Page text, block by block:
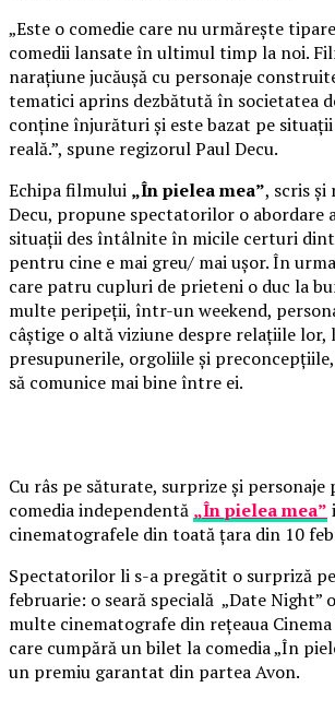
„Este o comedie care nu urmărește
comedii lansate în ultimul timp la noi.
narațiune jucăușă cu personaje
tematici aprins dezbătută în societatea
conține înjurături și este bazat pe
reală.”, spune regizorul Paul Decu.
Echipa filmului „În pielea mea”, scris și
Decu, propune spectatorilor o abordare
situații des întâlnite în micile certuri
pentru cine e mai greu/ mai ușor. În
care patru cupluri de prieteni o duc la
multe peripeții, într-un weekend,
câștige o altă viziune despre relațiile lor,
presupunerile, orgoliile și
să comunice mai bine între ei.
Cu râs pe săturate, surprize și personaje
comedia independentă „În pielea mea”
cinematografele din toată țara din 10
Spectatorilor li s-a pregătit o surpriză
februarie: o seară specială „Date Night”
multe cinematografe din rețeaua
care cumpără un bilet la comedia „În
un premiu garantat din partea Avon.